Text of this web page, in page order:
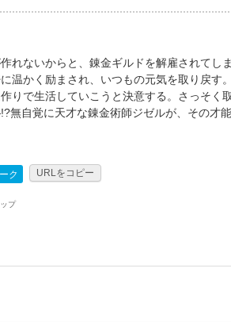
れないからと、錬金ギルドを解雇されてし
温かく励まされ、いつもの元気を取り戻す
りで生活していこうと決意する。さっそく
自覚に天才な錬金術師ジゼルが、その才
ク URLをコピー
プ